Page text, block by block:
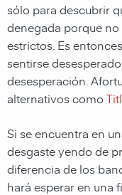
sólo para descubrir
denegada porque
estrictos. Es
sentirse
desesperación.
alternativos como
Si se encuentra en
desgaste yendo de
diferencia de los
hará esperar en una